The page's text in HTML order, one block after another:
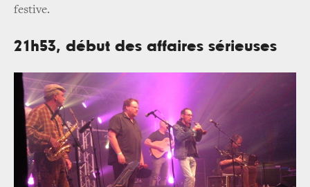
festive.
21h53, début des affaires sérieuses